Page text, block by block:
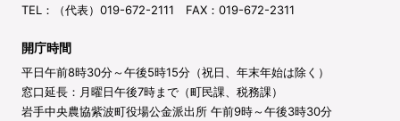
TEL：（代表）019-672-2111 FAX：019-672-2311
開庁時間
平日午前8時30分～午後5時15分（祝日、年末年始は除く）
窓口延長：月曜日午後7時まで（町民課、税務課）
岩手中央農協紫波町役場公金派出所 午前9時～午後3時30分